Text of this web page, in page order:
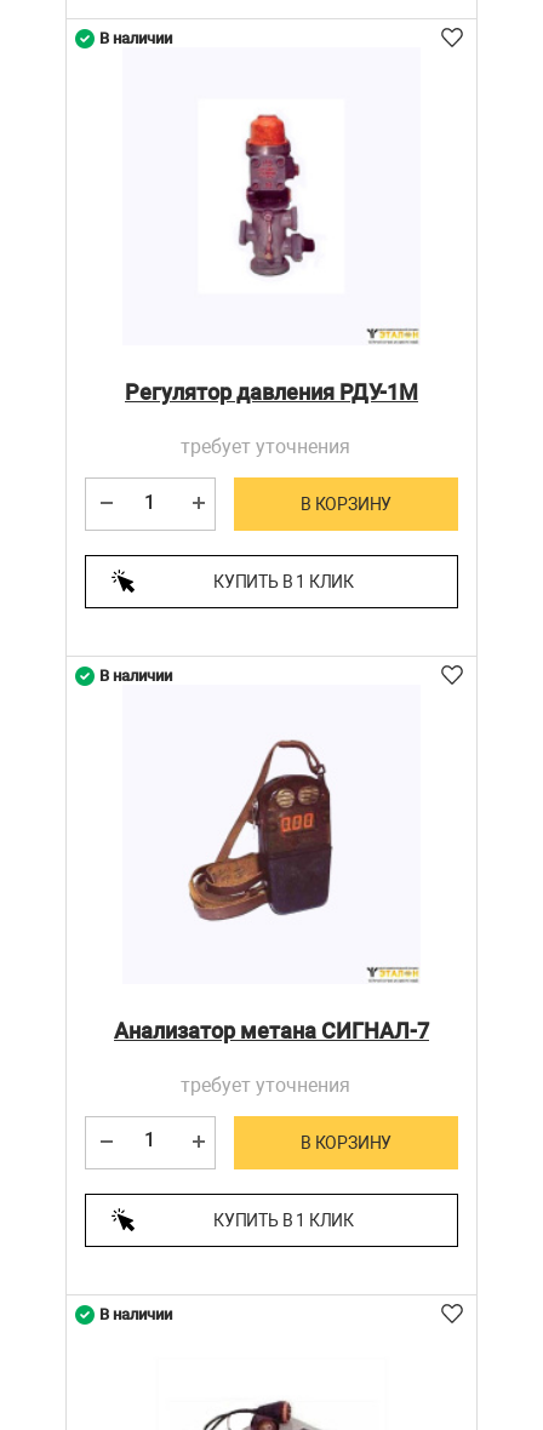
Регулятор давления РДУ-1М
требует уточнения
В КОРЗИНУ
КУПИТЬ В 1 КЛИК
В наличии
Анализатор метана СИГНАЛ-7
требует уточнения
В КОРЗИНУ
КУПИТЬ В 1 КЛИК
В наличии
В наличии